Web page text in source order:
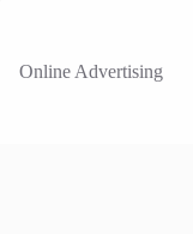
Online Advertising